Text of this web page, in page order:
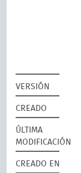
VERSIÓN
CREADO
ÚLTIMA
MODIFICACIÓN
CREADO EN